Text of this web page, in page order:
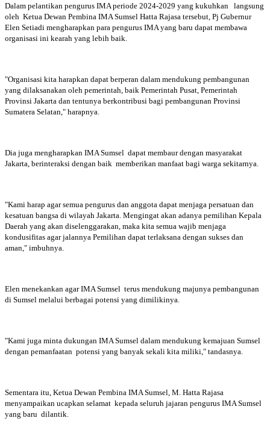
Dalam pelantikan pengurus IMA periode 2024-2029 yang kukuhkan langsung
oleh Ketua Dewan Pembina IMA Sumsel Hatta Rajasa tersebut, Pj Gubernur
Elen Setiadi mengharapkan para pengurus IMA yang baru dapat membawa
organisasi ini kearah yang lebih baik.
"Organisasi kita harapkan dapat berperan dalam mendukung pembangunan
yang dilaksanakan oleh pemerintah, baik Pemerintah Pusat, Pemerintah
Provinsi Jakarta dan tentunya berkontribusi bagi pembangunan Provinsi
Sumatera Selatan," harapnya.
Dia juga mengharapkan IMA Sumsel dapat membaur dengan masyarakat
Jakarta, berinteraksi dengan baik memberikan manfaat bagi warga sekitarnya.
"Kami harap agar semua pengurus dan anggota dapat menjaga persatuan dan
kesatuan bangsa di wilayah Jakarta. Mengingat akan adanya pemilihan Kepala
Daerah yang akan diselenggarakan, maka kita semua wajib menjaga
kondusifitas agar jalannya Pemilihan dapat terlaksana dengan sukses dan
aman," imbuhnya.
Elen menekankan agar IMA Sumsel terus mendukung majunya pembangunan
di Sumsel melalui berbagai potensi yang dimilikinya.
"Kami juga minta dukungan IMA Sumsel dalam mendukung kemajuan Sumsel
dengan pemanfaatan potensi yang banyak sekali kita miliki," tandasnya.
Sementara itu, Ketua Dewan Pembina IMA Sumsel, M. Hatta Rajasa
menyampaikan ucapkan selamat kepada seluruh jajaran pengurus IMA Sumsel
yang baru dilantik.